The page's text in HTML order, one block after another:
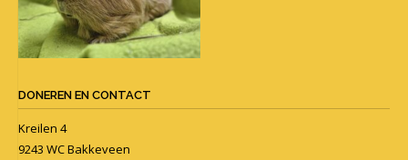
DONEREN EN CONTACT
Kreilen 4
9243 WC Bakkeveen